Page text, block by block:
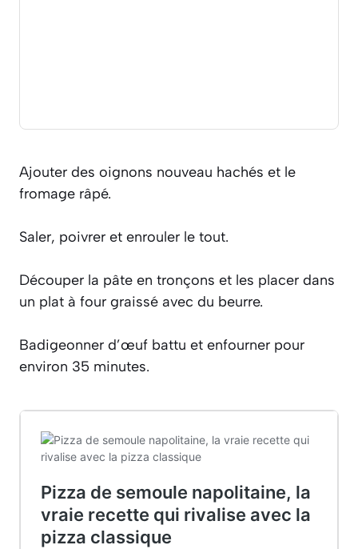
Ajouter des oignons nouveau hachés et le
fromage râpé.
Saler, poivrer et enrouler le tout.
Découper la pâte en tronçons et les placer dans
un plat à four graissé avec du beurre.
Badigeonner d’œuf battu et enfourner pour
environ 35 minutes.